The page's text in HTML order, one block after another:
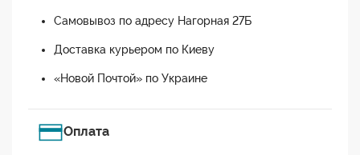
Самовывоз по адресу Нагорная 27Б
Доставка курьером по Киеву
«Новой Почтой» по Украине
Оплата